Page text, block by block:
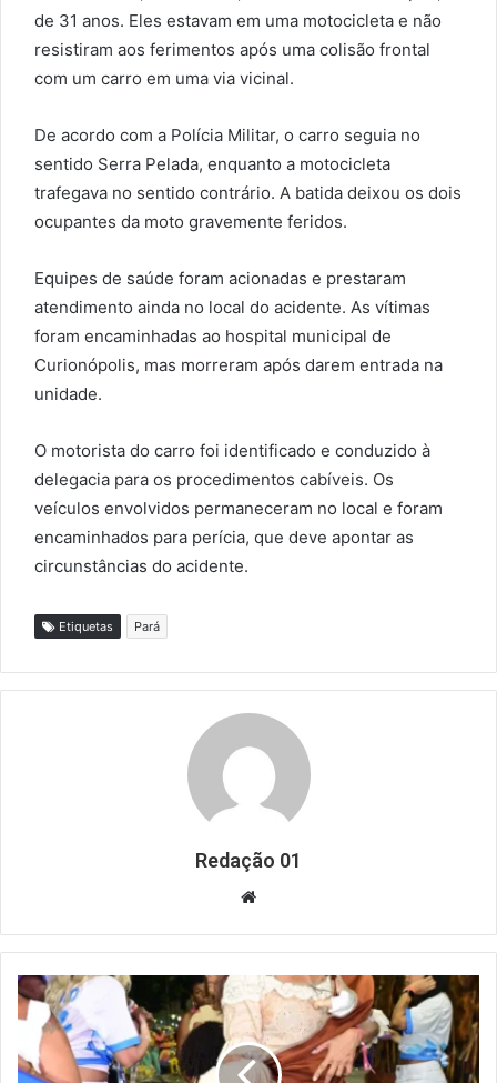
de 31 anos. Eles estavam em uma motocicleta e não
resistiram aos ferimentos após uma colisão frontal
com um carro em uma via vicinal.
De acordo com a Polícia Militar, o carro seguia no
sentido Serra Pelada, enquanto a motocicleta
trafegava no sentido contrário. A batida deixou os dois
ocupantes da moto gravemente feridos.
Equipes de saúde foram acionadas e prestaram
atendimento ainda no local do acidente. As vítimas
foram encaminhadas ao hospital municipal de
Curionópolis, mas morreram após darem entrada na
unidade.
O motorista do carro foi identificado e conduzido à
delegacia para os procedimentos cabíveis. Os
veículos envolvidos permaneceram no local e foram
encaminhados para perícia, que deve apontar as
circunstâncias do acidente.
Etiquetas Pará
Redação 01
Website